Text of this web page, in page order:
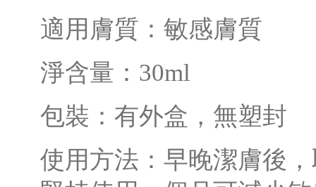
適用膚質：敏感膚質
淨含量：30ml
包裝：有外盒，無塑封
使用方法：早晚潔膚後